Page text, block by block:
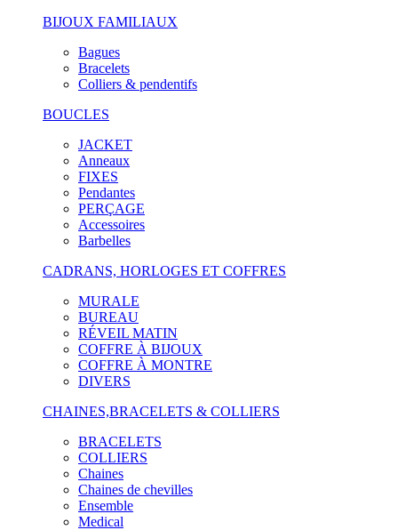
BIJOUX FAMILIAUX
Bagues
Bracelets
Colliers & pendentifs
BOUCLES
JACKET
Anneaux
FIXES
Pendantes
PERÇAGE
Accessoires
Barbelles
CADRANS, HORLOGES ET COFFRES
MURALE
BUREAU
RÉVEIL MATIN
COFFRE À BIJOUX
COFFRE À MONTRE
DIVERS
CHAINES,BRACELETS & COLLIERS
BRACELETS
COLLIERS
Chaines
Chaines de chevilles
Ensemble
Medical